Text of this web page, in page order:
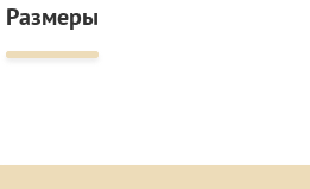
Размеры